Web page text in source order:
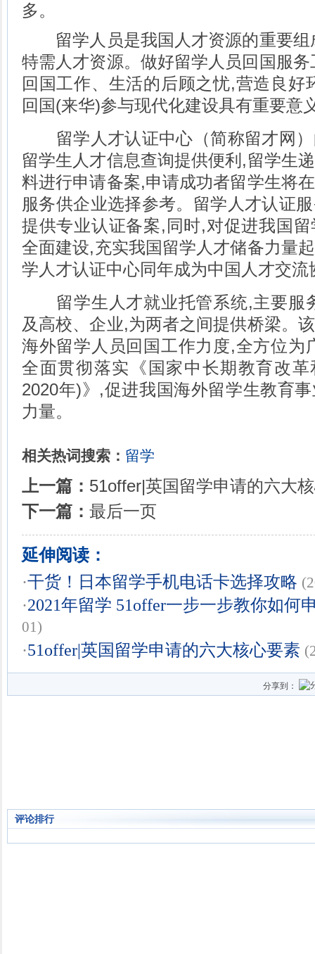
多。
留学人员是我国人才资源的重要组
特需人才资源。做好留学人员回国服
回国工作、生活的后顾之忧,营造良好
回国(来华)参与现代化建设具有重要意
留学人才认证中心（简称留才网）
留学生人才信息查询提供便利,留学生
料进行申请备案,申请成功者留学生将
服务供企业选择参考。留学人才认证
提供专业认证备案,同时,对促进我国
全面建设,充实我国留学人才储备力量
学人才认证中心同年成为中国人才交流
留学生人才就业托管系统,主要服
及高校、企业,为两者之间提供桥梁。
海外留学人员回国工作力度,全方位为
全面贯彻落实《国家中长期教育改
2020年)》,促进我国海外留学生教育
力量。
相关热词搜索： 留学
上一篇： 51offer|英国留学申请的六大
下一篇： 最后一页
延伸阅读：
·干货！日本留学手机电话卡选择攻略
·2021年留学 51offer一步一步教你如何
01)
·51offer|英国留学申请的六大核心要素
分享到：
评论排行